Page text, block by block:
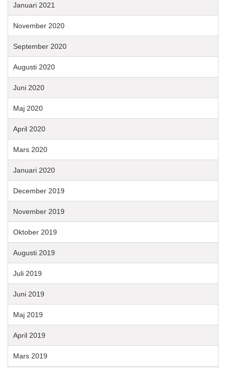
Januari 2021
November 2020
September 2020
Augusti 2020
Juni 2020
Maj 2020
April 2020
Mars 2020
Januari 2020
December 2019
November 2019
Oktober 2019
Augusti 2019
Juli 2019
Juni 2019
Maj 2019
April 2019
Mars 2019